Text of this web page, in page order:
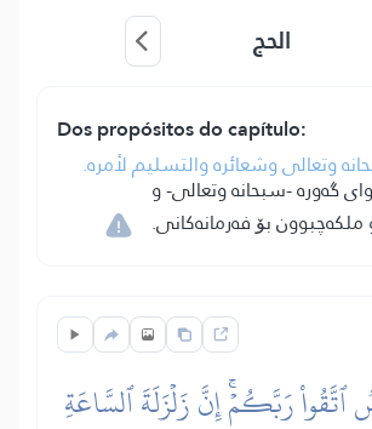
الحج
Dos propósitos do capítulo:
وتعالى وشعائره والتسليم لأمره.
گەورە -سبحانه وتعالى- و
بۆ فەرمانەکانى.
ٱتَّقُواْ رَبَّكُمۡۚ إِنَّ زَلۡزَلَةَ ٱلسَّاعَةِ